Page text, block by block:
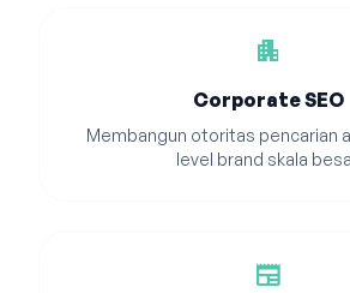
apartment
Corporate SEO
Membangun otoritas pencarian
level brand skala
newspaper